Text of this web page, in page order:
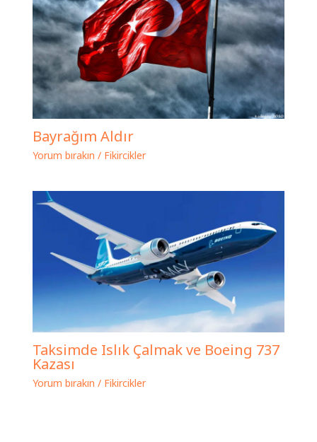
Bayrağım Aldır
Yorum bırakın / Fikircikler
Taksimde Islık Çalmak ve Boeing 737
Kazası
Yorum bırakın / Fikircikler